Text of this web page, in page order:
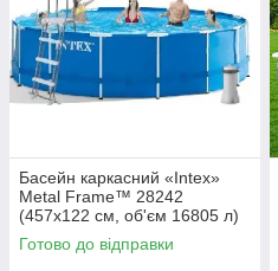
Басейн каркасний «Intex»
Metal Frame™ 28242
(457х122 см, об'єм 16805 л)
Готово до відправки